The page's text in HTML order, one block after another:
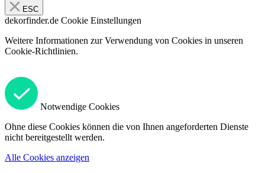
ESC
dekorfinder.de Cookie Einstellungen
Weitere Informationen zur Verwendung von Cookies in unseren
Cookie-Richtlinien.
Notwendige Cookies
Ohne diese Cookies können die von Ihnen angeforderten Dienste
nicht bereitgestellt werden.
Alle Cookies anzeigen